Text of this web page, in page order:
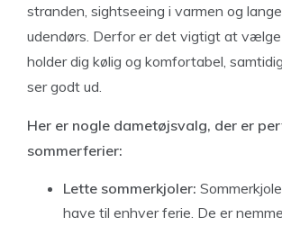
stranden, sightseeing i varmen og
udendørs. Derfor er det vigtigt at
holder dig kølig og komfortabel,
ser godt ud.
Her er nogle dametøjsvalg, der er
sommerferier:
Lette sommerkjoler:
have til enhver ferie. De er